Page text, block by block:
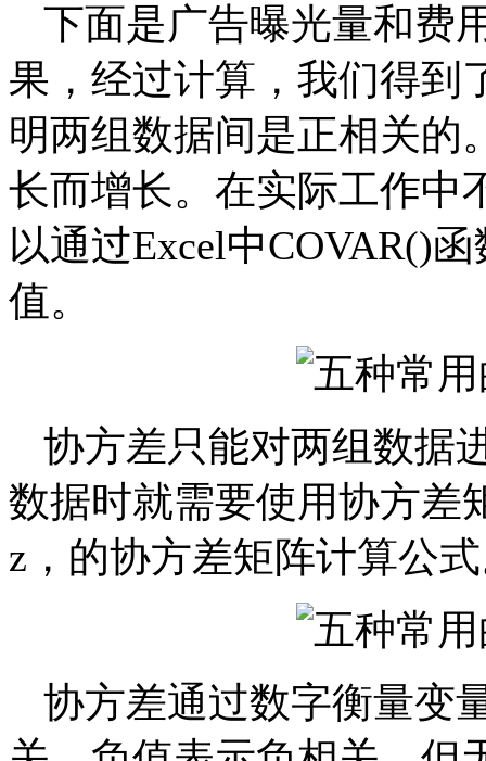
下面是广告曝光量和费
果，经过计算，我们得到
明两组数据间是正相关的
长而增长。在实际工作中
以通过Excel中COVAR()
值。
协方差只能对两组数据
数据时就需要使用协方差
z，的协方差矩阵计算公
协方差通过数字衡量变